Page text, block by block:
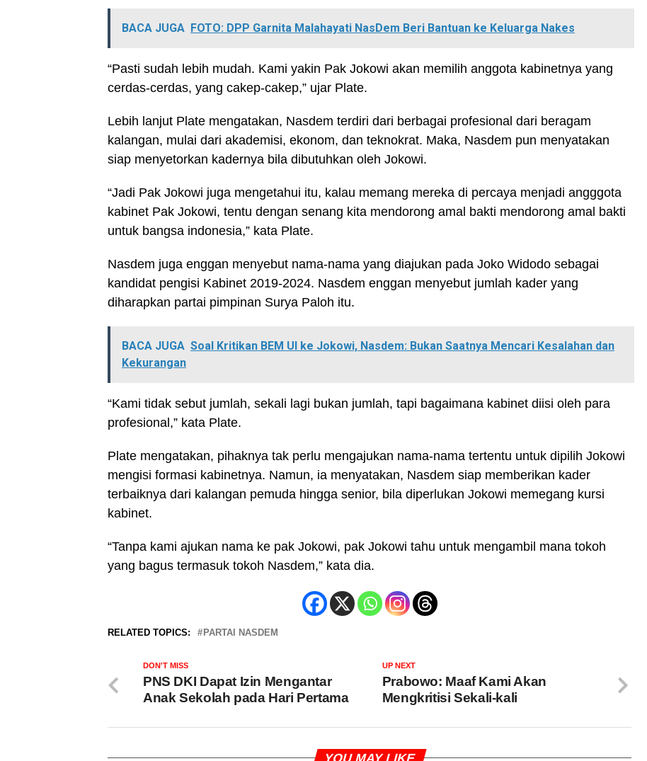
BACA JUGA FOTO: DPP Garnita Malahayati NasDem Beri Bantuan ke Keluarga Nakes
“Pasti sudah lebih mudah. Kami yakin Pak Jokowi akan memilih anggota kabinetnya yang
cerdas-cerdas, yang cakep-cakep,” ujar Plate.
Lebih lanjut Plate mengatakan, Nasdem terdiri dari berbagai profesional dari beragam
kalangan, mulai dari akademisi, ekonom, dan teknokrat. Maka, Nasdem pun menyatakan
siap menyetorkan kadernya bila dibutuhkan oleh Jokowi.
“Jadi Pak Jokowi juga mengetahui itu, kalau memang mereka di percaya menjadi angggota
kabinet Pak Jokowi, tentu dengan senang kita mendorong amal bakti mendorong amal bakti
untuk bangsa indonesia,” kata Plate.
Nasdem juga enggan menyebut nama-nama yang diajukan pada Joko Widodo sebagai
kandidat pengisi Kabinet 2019-2024. Nasdem enggan menyebut jumlah kader yang
diharapkan partai pimpinan Surya Paloh itu.
BACA JUGA Soal Kritikan BEM UI ke Jokowi, Nasdem: Bukan Saatnya Mencari Kesalahan dan
Kekurangan
“Kami tidak sebut jumlah, sekali lagi bukan jumlah, tapi bagaimana kabinet diisi oleh para
profesional,” kata Plate.
Plate mengatakan, pihaknya tak perlu mengajukan nama-nama tertentu untuk dipilih Jokowi
mengisi formasi kabinetnya. Namun, ia menyatakan, Nasdem siap memberikan kader
terbaiknya dari kalangan pemuda hingga senior, bila diperlukan Jokowi memegang kursi
kabinet.
“Tanpa kami ajukan nama ke pak Jokowi, pak Jokowi tahu untuk mengambil mana tokoh
yang bagus termasuk tokoh Nasdem,” kata dia.
RELATED TOPICS: PARTAI NASDEM
UP NEXT
Prabowo: Maaf Kami Akan
Mengkritisi Sekali-kali
DON'T MISS
PNS DKI Dapat Izin Mengantar
Anak Sekolah pada Hari Pertama
YOU MAY LIKE